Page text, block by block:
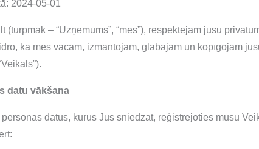
2024-05-01
(turpmāk – “Uzņēmums”, “mēs”), respektējam jūsu
kā mēs vācam, izmantojam, glabājam un kopīgojam
datu vākšana
personas datus, kurus Jūs sniedzat, reģistrējoties mūsu